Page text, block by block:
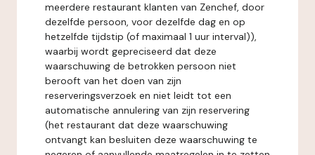
meerdere restaurant klanten van Zenchef, door
dezelfde persoon, voor dezelfde dag en op
hetzelfde tijdstip (of maximaal 1 uur interval)),
waarbij wordt gepreciseerd dat deze
waarschuwing de betrokken persoon niet
berooft van het doen van zijn
reserveringsverzoek en niet leidt tot een
automatische annulering van zijn reservering
(het restaurant dat deze waarschuwing
ontvangt kan besluiten deze waarschuwing te